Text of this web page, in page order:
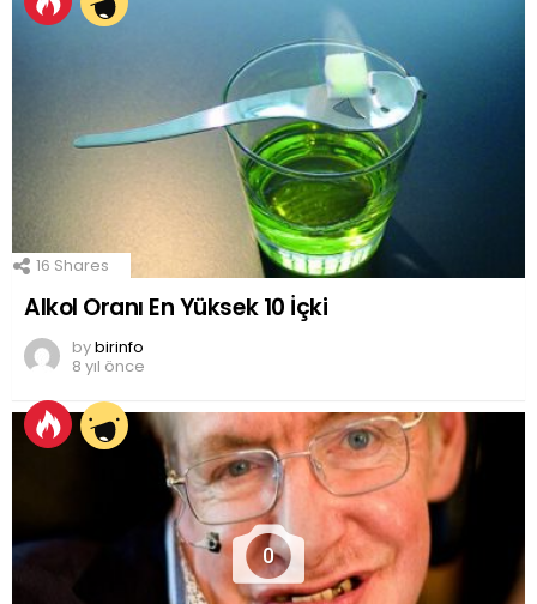
16 Shares
Alkol Oranı En Yüksek 10 İçki
bybirinfo
8 yıl önce
0